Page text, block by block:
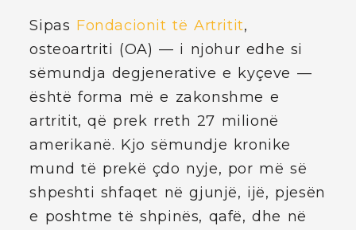
Sipas Fondacionit të Artritit,
osteoartriti (OA) — i njohur edhe si
sëmundja degjenerative e kyçeve —
është forma më e zakonshme e
artritit, që prek rreth 27 milionë
amerikanë. Kjo sëmundje kronike
mund të prekë çdo nyje, por më së
shpeshti shfaqet në gjunjë, ijë, pjesën
e poshtme të shpinës, qafë, dhe në